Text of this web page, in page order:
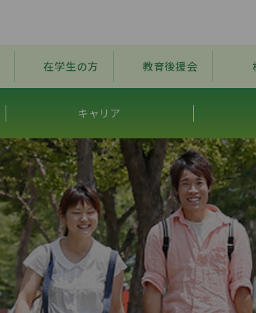
在学生の方 教育後援会
キャリア